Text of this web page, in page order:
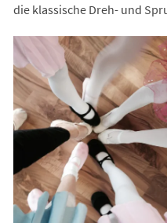
die klassische Dreh- und